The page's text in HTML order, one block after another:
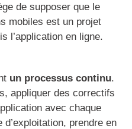
de supposer que le
mobiles est un projet
l’application en ligne.
un processus continu.
appliquer des correctifs
avec chaque
prendre en